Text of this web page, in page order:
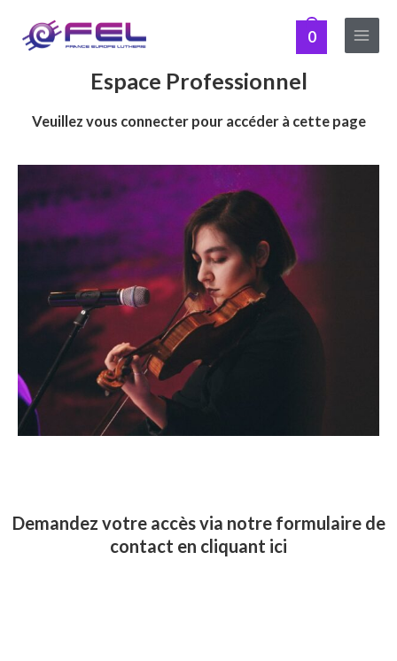
contenu
0
Main
Menu
Espace Professionnel
Veuillez vous connecter pour accéder à cette page
Demandez votre accès via notre formulaire de
contact en cliquant ici